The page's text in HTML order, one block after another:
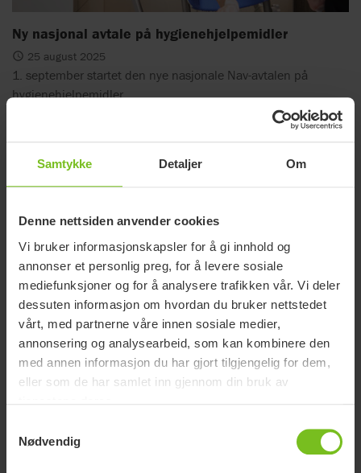
Samtykke Detaljer Om
Denne nettsiden anvender cookies
Vi bruker informasjonskapsler for å gi innhold og
annonser et personlig preg, for å levere sosiale
mediefunksjoner og for å analysere trafikken vår. Vi deler
dessuten informasjon om hvordan du bruker nettstedet
vårt, med partnerne våre innen sosiale medier,
annonsering og analysearbeid, som kan kombinere den
med annen informasjon du har gjort tilgjengelig for dem,
eller som de har samlet inn gjennom din bruk av
Nødvendig
Ny nasjonal avtale på hygienehjelpemidler
25 august 2025
1. september startet den nye nasjonale Nav-avtalen på
hygienehjelpemidler.
Velkommen til Barneminimesse!
21 august 2025